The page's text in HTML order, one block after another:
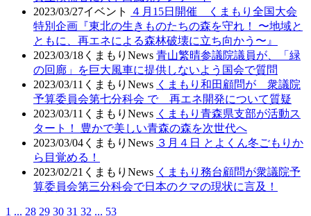
2023/03/27イベント
４月15日開催 くまもり全国大会
特別企画『東北の生きものたちの森を守れ！ 〜地域と
ともに、再エネによる森林破壊に立ち向かう〜』
2023/03/18 くまもりNews 青山繁晴参議院議員が、「緑
の回廊」を巨大風車に提供しないよう国会で質問
2023/03/11 くまもりNews くまもり和田顧問が 衆議院
予算委員会第七分科会 で 再エネ開発について質疑
2023/03/11 くまもりNews くまもり青森県支部が活動ス
タート！ 豊かで美しい青森の森を次世代へ
2023/03/04 くまもりNews ３月４日 とよくん冬ごもりか
ら目覚める！
2023/02/21 くまもりNews くまもり務台顧問が衆議院予
算委員会第三分科会で日本のクマの現状に言及！
1 ... 28 29 30 31 32 ... 53